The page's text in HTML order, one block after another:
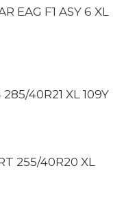
EAG F1 ASY 6 XL
40R21 XL 109Y
255/40R20 XL